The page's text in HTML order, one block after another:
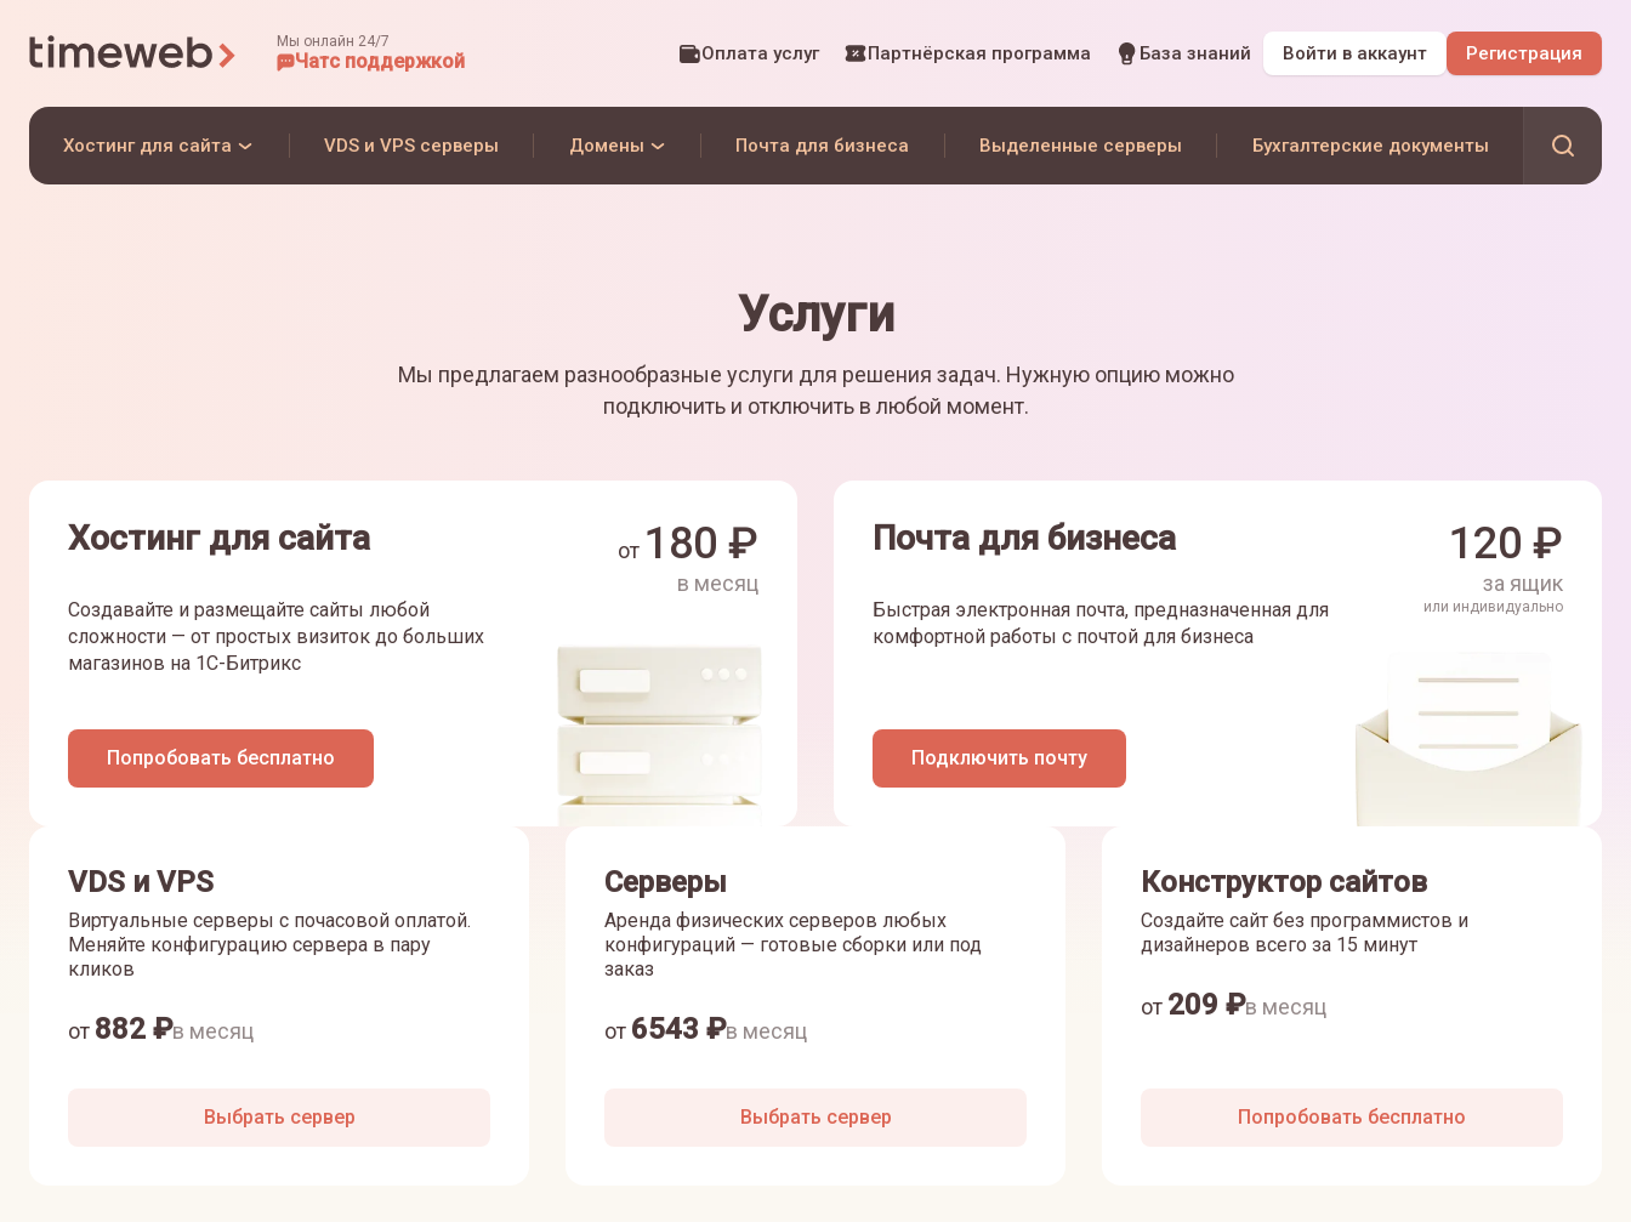
Мы онлайн 24/7
Чатс поддержкой Оплата услуг Партнёрская программа База знаний Войти в аккаунт Регистрация
Хостинг для сайта VDS и VPS серверы Домены Почта для бизнеса Выделенные серверы Бухгалтерские документы
Услуги
Мы предлагаем разнообразные услуги для решения задач. Нужную опцию можно
подключить и отключить в любой момент.
Хостинг для сайта
Создавайте и размещайте сайты любой
сложности — от простых визиток до больших
магазинов на 1С-Битрикс
Попробовать бесплатно
от 180 ₽
в месяц
Почта для бизнеса
Быстрая электронная почта, предназначенная для
комфортной работы с почтой для бизнеса
Подключить почту
120 ₽
за ящик
или индивидуально
VDS и VPS
Виртуальные серверы с почасовой оплатой.
Меняйте конфигурацию сервера в пару
кликов
от 882 ₽в месяц
Выбрать сервер
Серверы
Аренда физических серверов любых
конфигураций — готовые сборки или под
заказ
от 6543 ₽в месяц
Выбрать сервер
Конструктор сайтов
Создайте сайт без программистов и
дизайнеров всего за 15 минут
от 209 ₽в месяц
Попробовать бесплатно